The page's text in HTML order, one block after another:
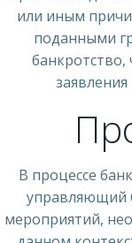
или иным
поданными
банкротство,
В процессе
управляющий
мероприятий,